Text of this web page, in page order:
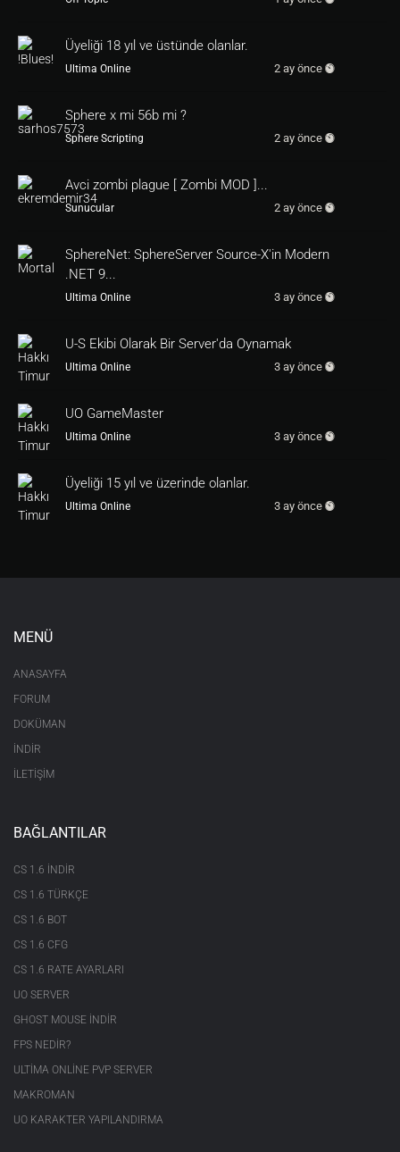
Üyeliği 18 yıl ve üstünde olanlar.
Ultima Online 2 ay önce
Sphere x mi 56b mi ?
Sphere Scripting 2 ay önce
Avci zombi plague [ Zombi MOD ]...
Sunucular 2 ay önce
SphereNet: SphereServer Source-X'in Modern
.NET 9...
Ultima Online 3 ay önce
U-S Ekibi Olarak Bir Server'da Oynamak
Ultima Online 3 ay önce
UO GameMaster
Ultima Online 3 ay önce
Üyeliği 15 yıl ve üzerinde olanlar.
Ultima Online 3 ay önce
MENÜ
ANASAYFA
FORUM
DOKÜMAN
İNDİR
İLETİŞİM
BAĞLANTILAR
CS 1.6 INDIR
CS 1.6 TÜRKÇE
CS 1.6 BOT
CS 1.6 CFG
CS 1.6 RATE AYARLARI
UO SERVER
GHOST MOUSE INDIR
FPS NEDIR?
ULTIMA ONLINE PVP SERVER
MAKROMAN
UO KARAKTER YAPILANDIRMA